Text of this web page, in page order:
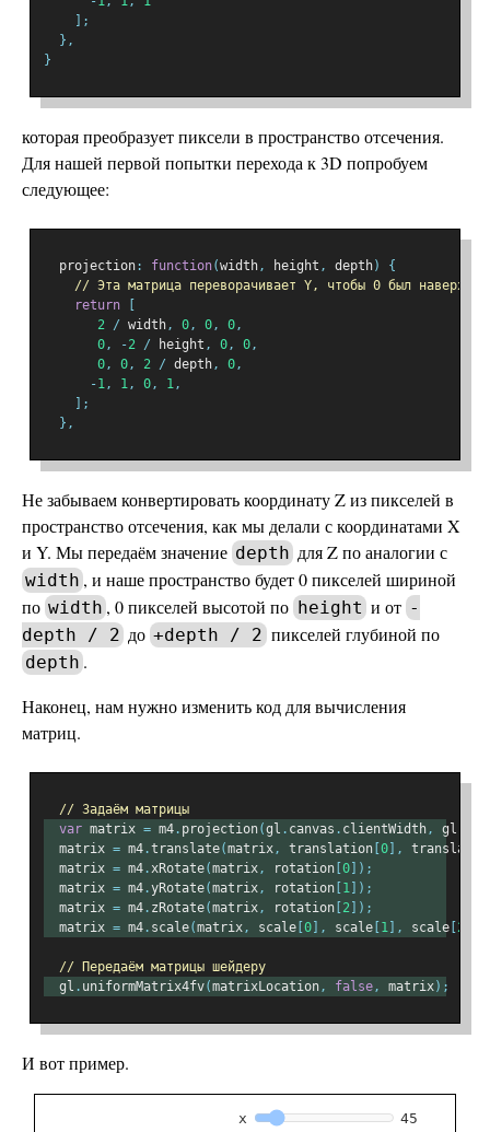
];
},
}
которая преобразует пиксели в пространство отсечения.
Для нашей первой попытки перехода к 3D попробуем
следующее:
  projection
: function(width, height , depth)
{
// Эта матрица переворачивает Y, чтобы 0 был наверху
return
2 / width, 0, 0, 0,
0, -2 / height , 0, 0,
0, 0, 2 / depth, 0,
-1, 1, 0, 1,
];
},
Не забываем конвертировать координату Z из пикселей в
пространство отсечения, как мы делали с координатами X
и Y. Мы передаём значение depth для Z по аналогии с
width , и наше пространство будет 0 пикселей шириной
по width , 0 пикселей высотой по height и от -
depth / 2 до+depth / 2 пикселей глубиной по
depth .
Наконец, нам нужно изменить код для вычисления
матриц.
// Задаём матрицы
var matrix = m4 . projection(gl . canvas . clientWidth, gl
  matrix
= m4 .translate(matrix, translation 0 ],
  matrix
= m4 .xRotate(matrix, rotation 0 ]);
  matrix
= m4 .yRotate(matrix, rotation 1 ]);
  matrix
= m4 . zRotate(matrix, rotation 2 ]);
  matrix
= m4 . scale(matrix, scale 0 ], scale 1 ], scale 2
// Передаём матрицы шейдеру
  gl
. uniformMatrix4fv(matrixLocation, false, matrix);
И вот пример.